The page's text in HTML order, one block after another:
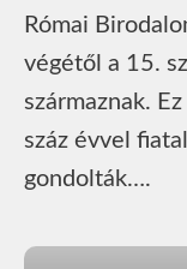
Római
végétől a 15.
származnak.
száz évvel
gondolták….